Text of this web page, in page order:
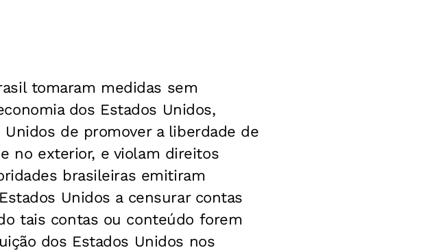
tomaram medidas sem
dos Estados Unidos,
de promover a liberdade de
no exterior, e violam direitos
brasileiras emitiram
Unidos a censurar contas
tais contas ou conteúdo forem
dos Estados Unidos nos